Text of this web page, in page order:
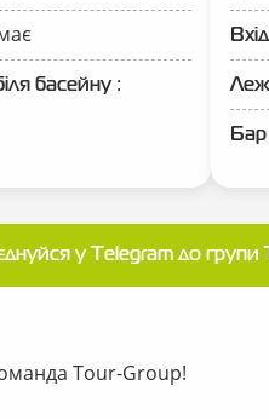
басейну :
Бар
у Telegram до
Tour-Group!